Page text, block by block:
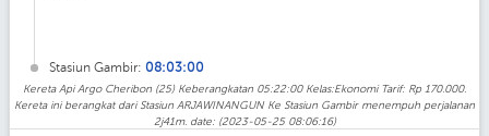
Stasiun Gambir: 08:03:00
Kereta Api Argo Cheribon (25) Keberangkatan 05:22:00 Kelas:Ekonomi Tarif: Rp 170.000.
Kereta ini berangkat dari Stasiun ARJAWINANGUN Ke Stasiun Gambir menempuh perjalanan
2j41m. date: (2023-05-25 08:06:16)